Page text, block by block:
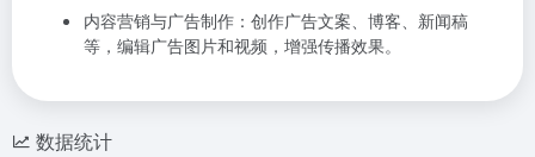
内容营销与广告制作：创作广告文案、博客、新闻稿
等，编辑广告图片和视频，增强传播效果。
数据统计